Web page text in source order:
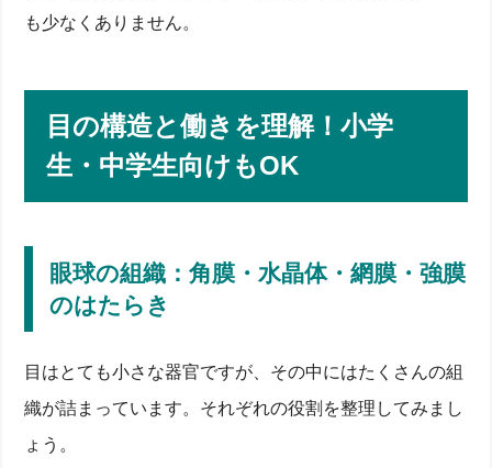
も少なくありません。
目の構造と働きを理解！小学
生・中学生向けもOK
眼球の組織：角膜・水晶体・網膜・強膜
のはたらき
目はとても小さな器官ですが、その中にはたくさんの組
織が詰まっています。それぞれの役割を整理してみまし
ょう。